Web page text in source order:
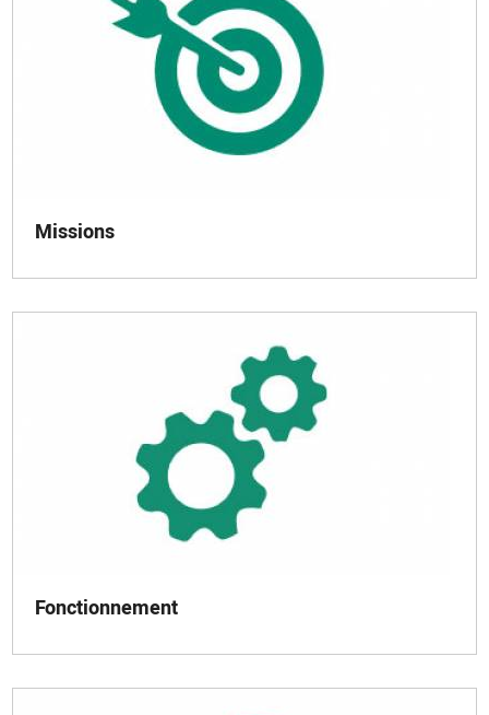
Missions
Fonctionnement